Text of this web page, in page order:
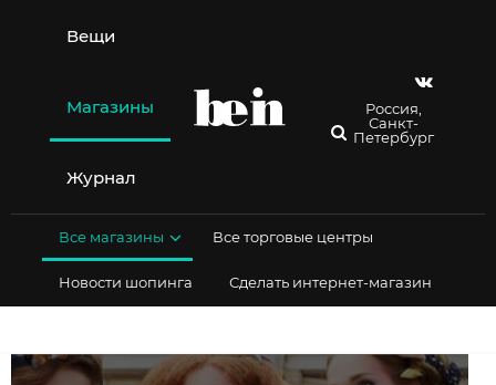
содержимому
Вещи
Магазины
Журнал
Россия,
Санкт-
Петербург
Все магазины Все торговые центры
Новости шопинга Сделать интернет-магазин